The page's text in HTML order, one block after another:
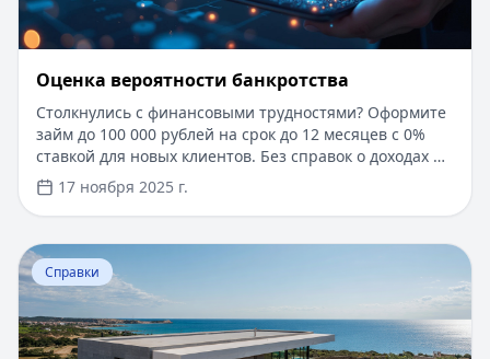
Оценка вероятности банкротства
Столкнулись с финансовыми трудностями? Оформите
займ до 100 000 рублей на срок до 12 месяцев с 0%
ставкой для новых клиентов. Без справок о доходах и
документов — решение за 5 минут. Получите деньги
быстро и прозрачно через проверенные сервисы.
17 ноября 2025 г.
Перейти к статье:
Справки